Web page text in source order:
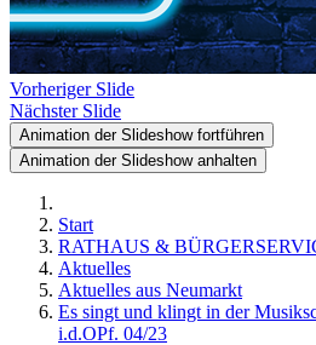
Vorheriger Slide
Nächster Slide
Animation der Slideshow fortführen
Animation der Slideshow anhalten
Start
RATHAUS &
Aktuelles
Aktuelles aus Neumarkt
Es singt und klingt in der
i.d.OPf. 04/23